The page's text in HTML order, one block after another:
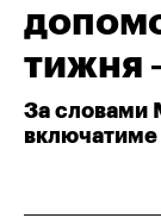
тижня
За словами
включатиме